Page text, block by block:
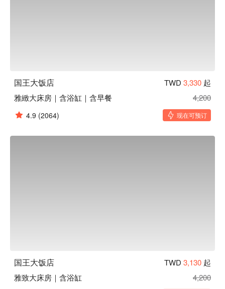
国王大饭店 TWD 3,330 起
雅緻大床房｜含浴缸｜含早餐
4,200
4.9 (2064) 现在可预订
国王大饭店 TWD 3,130 起
雅致大床房｜含浴缸
4,200